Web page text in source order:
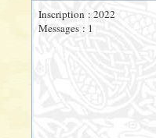
Inscription : 2022
Messages : 1